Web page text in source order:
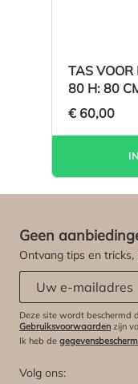
TAS VOOR
80 H: 80
€ 60,00
Geen
Ontvang tips en
Deze site wordt beschermd
Gebruiksvoorwaarden zijn
Ik heb de
Volg ons: